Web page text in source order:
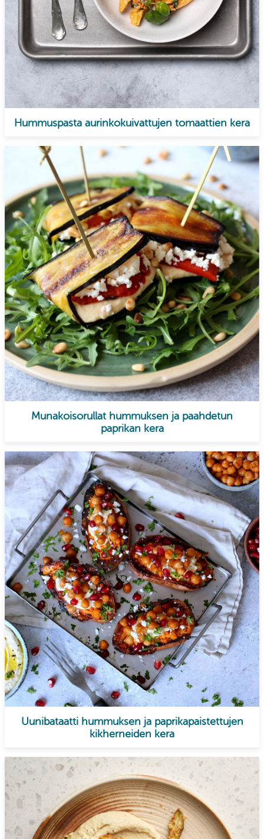
Hummuspasta aurinkokuivattujen tomaattien kera
Munakoisorullat hummuksen ja paahdetun
paprikan kera
Uunibataatti hummuksen ja paprikapaistettujen
kikherneiden kera